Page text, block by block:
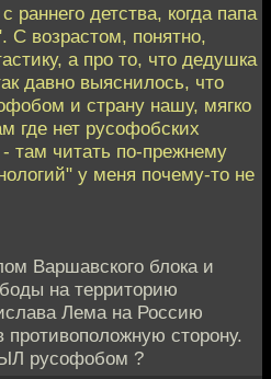
детства, когда папа
С возрастом, понятно,
а про то, что дедушка
давно выяснилось, что
и страну нашу, мягко
где нет русофобских
там читать по-прежнему
у меня почему-то не
Варшавского блока и
на территорию
Лема на Россию
противоположную сторону.
русофобом ?